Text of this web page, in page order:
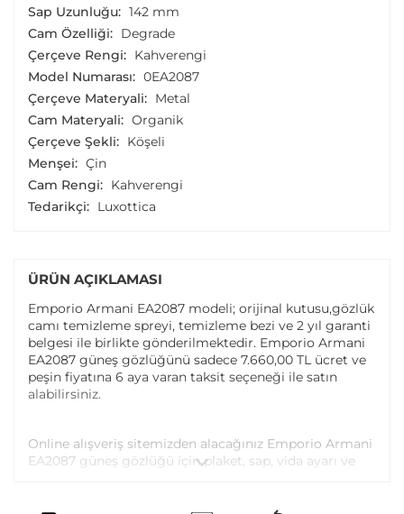
ÜRÜN AÇIKLAMASI
Emporio Armani EA2087 modeli; orijinal kutusu,gözlük
camı temizleme spreyi, temizleme bezi ve 2 yıl garanti
belgesi ile birlikte gönderilmektedir. Emporio Armani
EA2087 güneş gözlüğünü sadece 7.660,00 TL ücret ve
peşin fiyatına 6 aya varan taksit seçeneği ile satın
alabilirsiniz.
Online alışveriş sitemizden alacağınız Emporio Armani
EA2087 güneş gözlüğü için plaket, sap, vida ayarı ve
Sap Uzunluğu: 142 mm
Cam Özelliği: Degrade
Çerçeve Rengi: Kahverengi
Model Numarası: 0EA2087
Çerçeve Materyali: Metal
Cam Materyali: Organik
Çerçeve Şekli: Köşeli
Menşei: Çin
Cam Rengi: Kahverengi
Tedarikçi: Luxottica